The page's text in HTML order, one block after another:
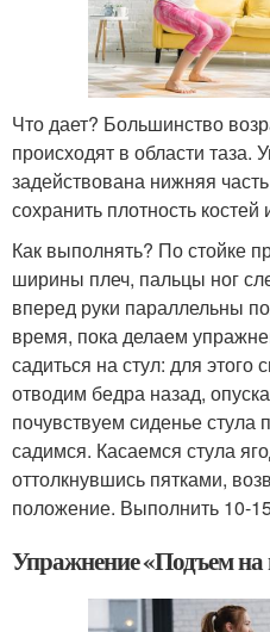
Что дает? Большинство
происходят в области таза.
задействована нижняя
сохранить плотность
Как выполнять? По стойке
ширины плеч, пальцы ног
вперед руки параллельны
время, пока делаем
садиться на стул: для этого
отводим бедра назад,
почувствуем сиденье
садимся. Касаемся стула
оттолкнувшись пятками,
положение. Выполнить 10-
Упражнение «Подъем на